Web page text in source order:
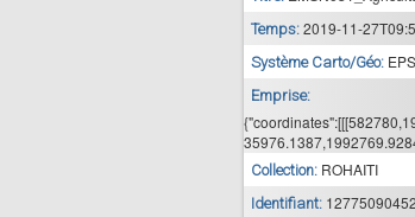
Temps: 2019-11-
Système Carto/Géo:
Emprise:
Collection: ROHAITI
Identifiant: